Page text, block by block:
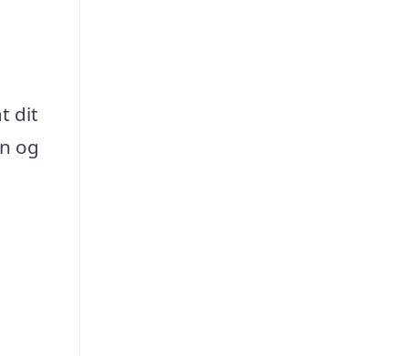
dit
og